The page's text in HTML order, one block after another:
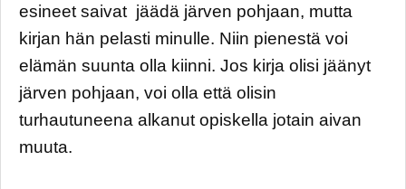
esineet saivat jäädä järven pohjaan, mutta
kirjan hän pelasti minulle. Niin pienestä voi
elämän suunta olla kiinni. Jos kirja olisi jäänyt
järven pohjaan, voi olla että olisin
turhautuneena alkanut opiskella jotain aivan
muuta.